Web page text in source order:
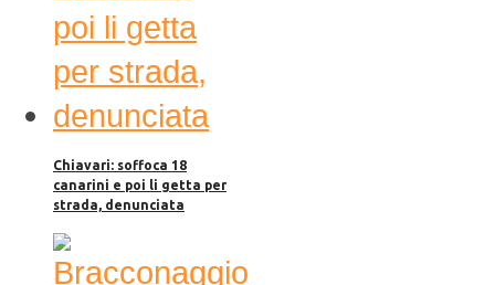
Chiavari: soffoca 18
canarini e poi li getta per
strada, denunciata